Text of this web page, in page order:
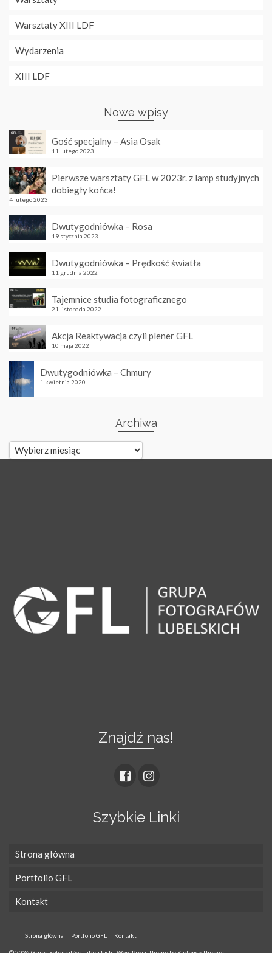
Warsztaty XIII LDF
Wydarzenia
XIII LDF
Nowe wpisy
Gość specjalny – Asia Osak
11 lutego 2023
Pierwsze warsztaty GFL w 2023r. z lamp studyjnych
dobiegły końca!
4 lutego 2023
Dwutygodniówka – Rosa
19 stycznia 2023
Dwutygodniówka – Prędkość światła
11 grudnia 2022
Tajemnice studia fotograficznego
21 listopada 2022
Akcja Reaktywacja czyli plener GFL
10 maja 2022
Dwutygodniówka – Chmury
1 kwietnia 2020
Archiwa
Archiwa
Znajdź nas!
Szybkie Linki
Strona główna
Portfolio GFL
Kontakt
Strona główna Portfolio GFL Kontakt